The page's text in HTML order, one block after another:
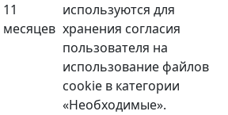
11
месяцев
используются для
хранения согласия
пользователя на
использование файлов
cookie в категории
«Необходимые».